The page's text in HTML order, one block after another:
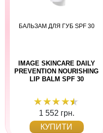
БАЛЬЗАМ ДЛЯ ГУБ SPF 30
IMAGE SKINCARE DAILY
PREVENTION NOURISHING
LIP BALM SPF 30
1 552 грн.
КУПИТИ